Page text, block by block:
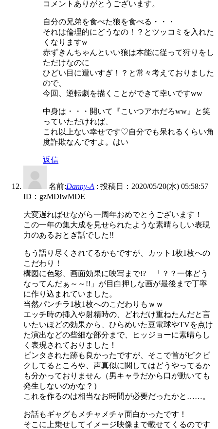
コメントありがとうございます。
自分の兄弟を食べた狼を食べる・・・
それは倫理的にどうなの！？とツッコミを入れた
くなりますw
赤ずきんちゃんといい狼は本能に従って狩りをし
ただけなのに
ひどい目に遭いすぎ！？と常々考えておりました
ので、
今回、逆転劇を描くことができて幸いですww
中身は・・・開いて『こいつアホだろww』と笑
っていただければ、
これ以上ない幸せです♡自分でも呆れるくらい角
度詐欺なんですよ。はい
返信
名前:Danny-A : 投稿日：2020/05/20(水) 05:58:57
ID：gzMDIwMDE
大変遅ればせながら一周年おめでとうございます！
この一年の集大成を見せられたような素晴らしい表現
力のあるおとぎ話でした!!
もう語り尽くされてるかもですが、カット1枚1枚への
こだわり！
構図に色彩、画面効果に映写まで!? 「？？一体どう
なってんだぁ～～!!」が目白押しな画が最後まで丁寧
に作り込まれていました。
当然パンチラ1枚1枚へのこだわりもｗｗ
エッチ時の挿入や射精時の、どれだけ重ねたんだと言
いたいほどの効果から、ひらめいた豆電球やTVを点け
た演出などの些細な部分まで、ヒッジョーに素晴らし
く表現されておりました！
ビンタされた跡も良かったですが、そこで首がビクビ
クしてるところや、声真似に関してはどうやってるか
も分かっておりません（男キャラだから口が動いても
発生しないのかな？）
これを作るのは相当なお時間が必要だったかと……。
お話もギャグもメチャメチャ面白かったです！
そこに上乗せしてイメージ映像まで載せてくるのです